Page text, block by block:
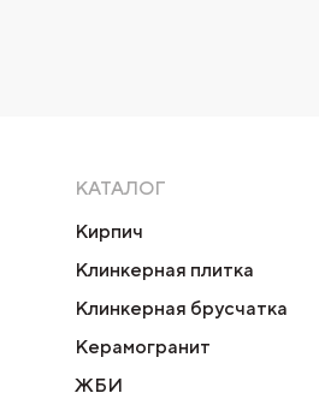
КАТАЛОГ
Кирпич
Клинкерная плитка
Клинкерная брусчатка
Керамогранит
ЖБИ